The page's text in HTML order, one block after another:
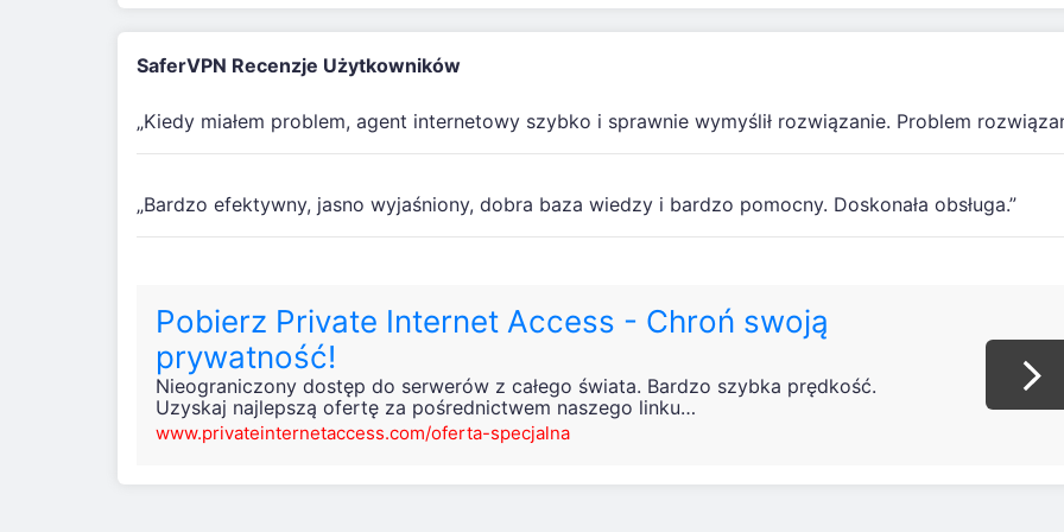
SaferVPN Recenzje Użytkowników
„Kiedy miałem problem, agent internetowy szybko i sprawnie wymyślił rozwiązanie. Problem
„Bardzo efektywny, jasno wyjaśniony, dobra baza wiedzy i bardzo pomocny. Doskonała obsługa.”
Pobierz Private Internet Access - Chroń swoją
prywatność!
Nieograniczony dostęp do serwerów z całego świata. Bardzo szybka prędkość.
Uzyskaj najlepszą ofertę za pośrednictwem naszego linku…
www.privateinternetaccess.com/oferta-specjalna